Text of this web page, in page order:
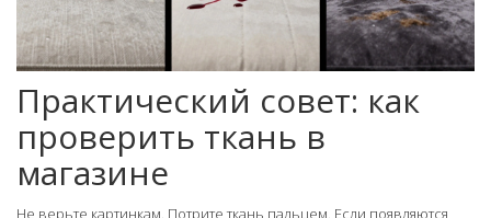
Практический совет: как
проверить ткань в
магазине
Не верьте картинкам. Потрите ткань пальцем. Если появляются